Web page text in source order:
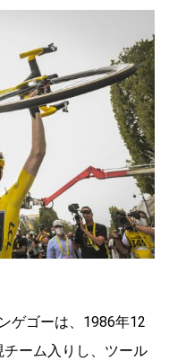
ゲゴーは、1986年12
ーム入りし、ツール